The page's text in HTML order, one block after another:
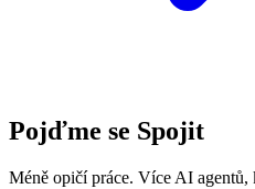
Pojďme se Spojit
Méně opičí práce. Více AI agentů,